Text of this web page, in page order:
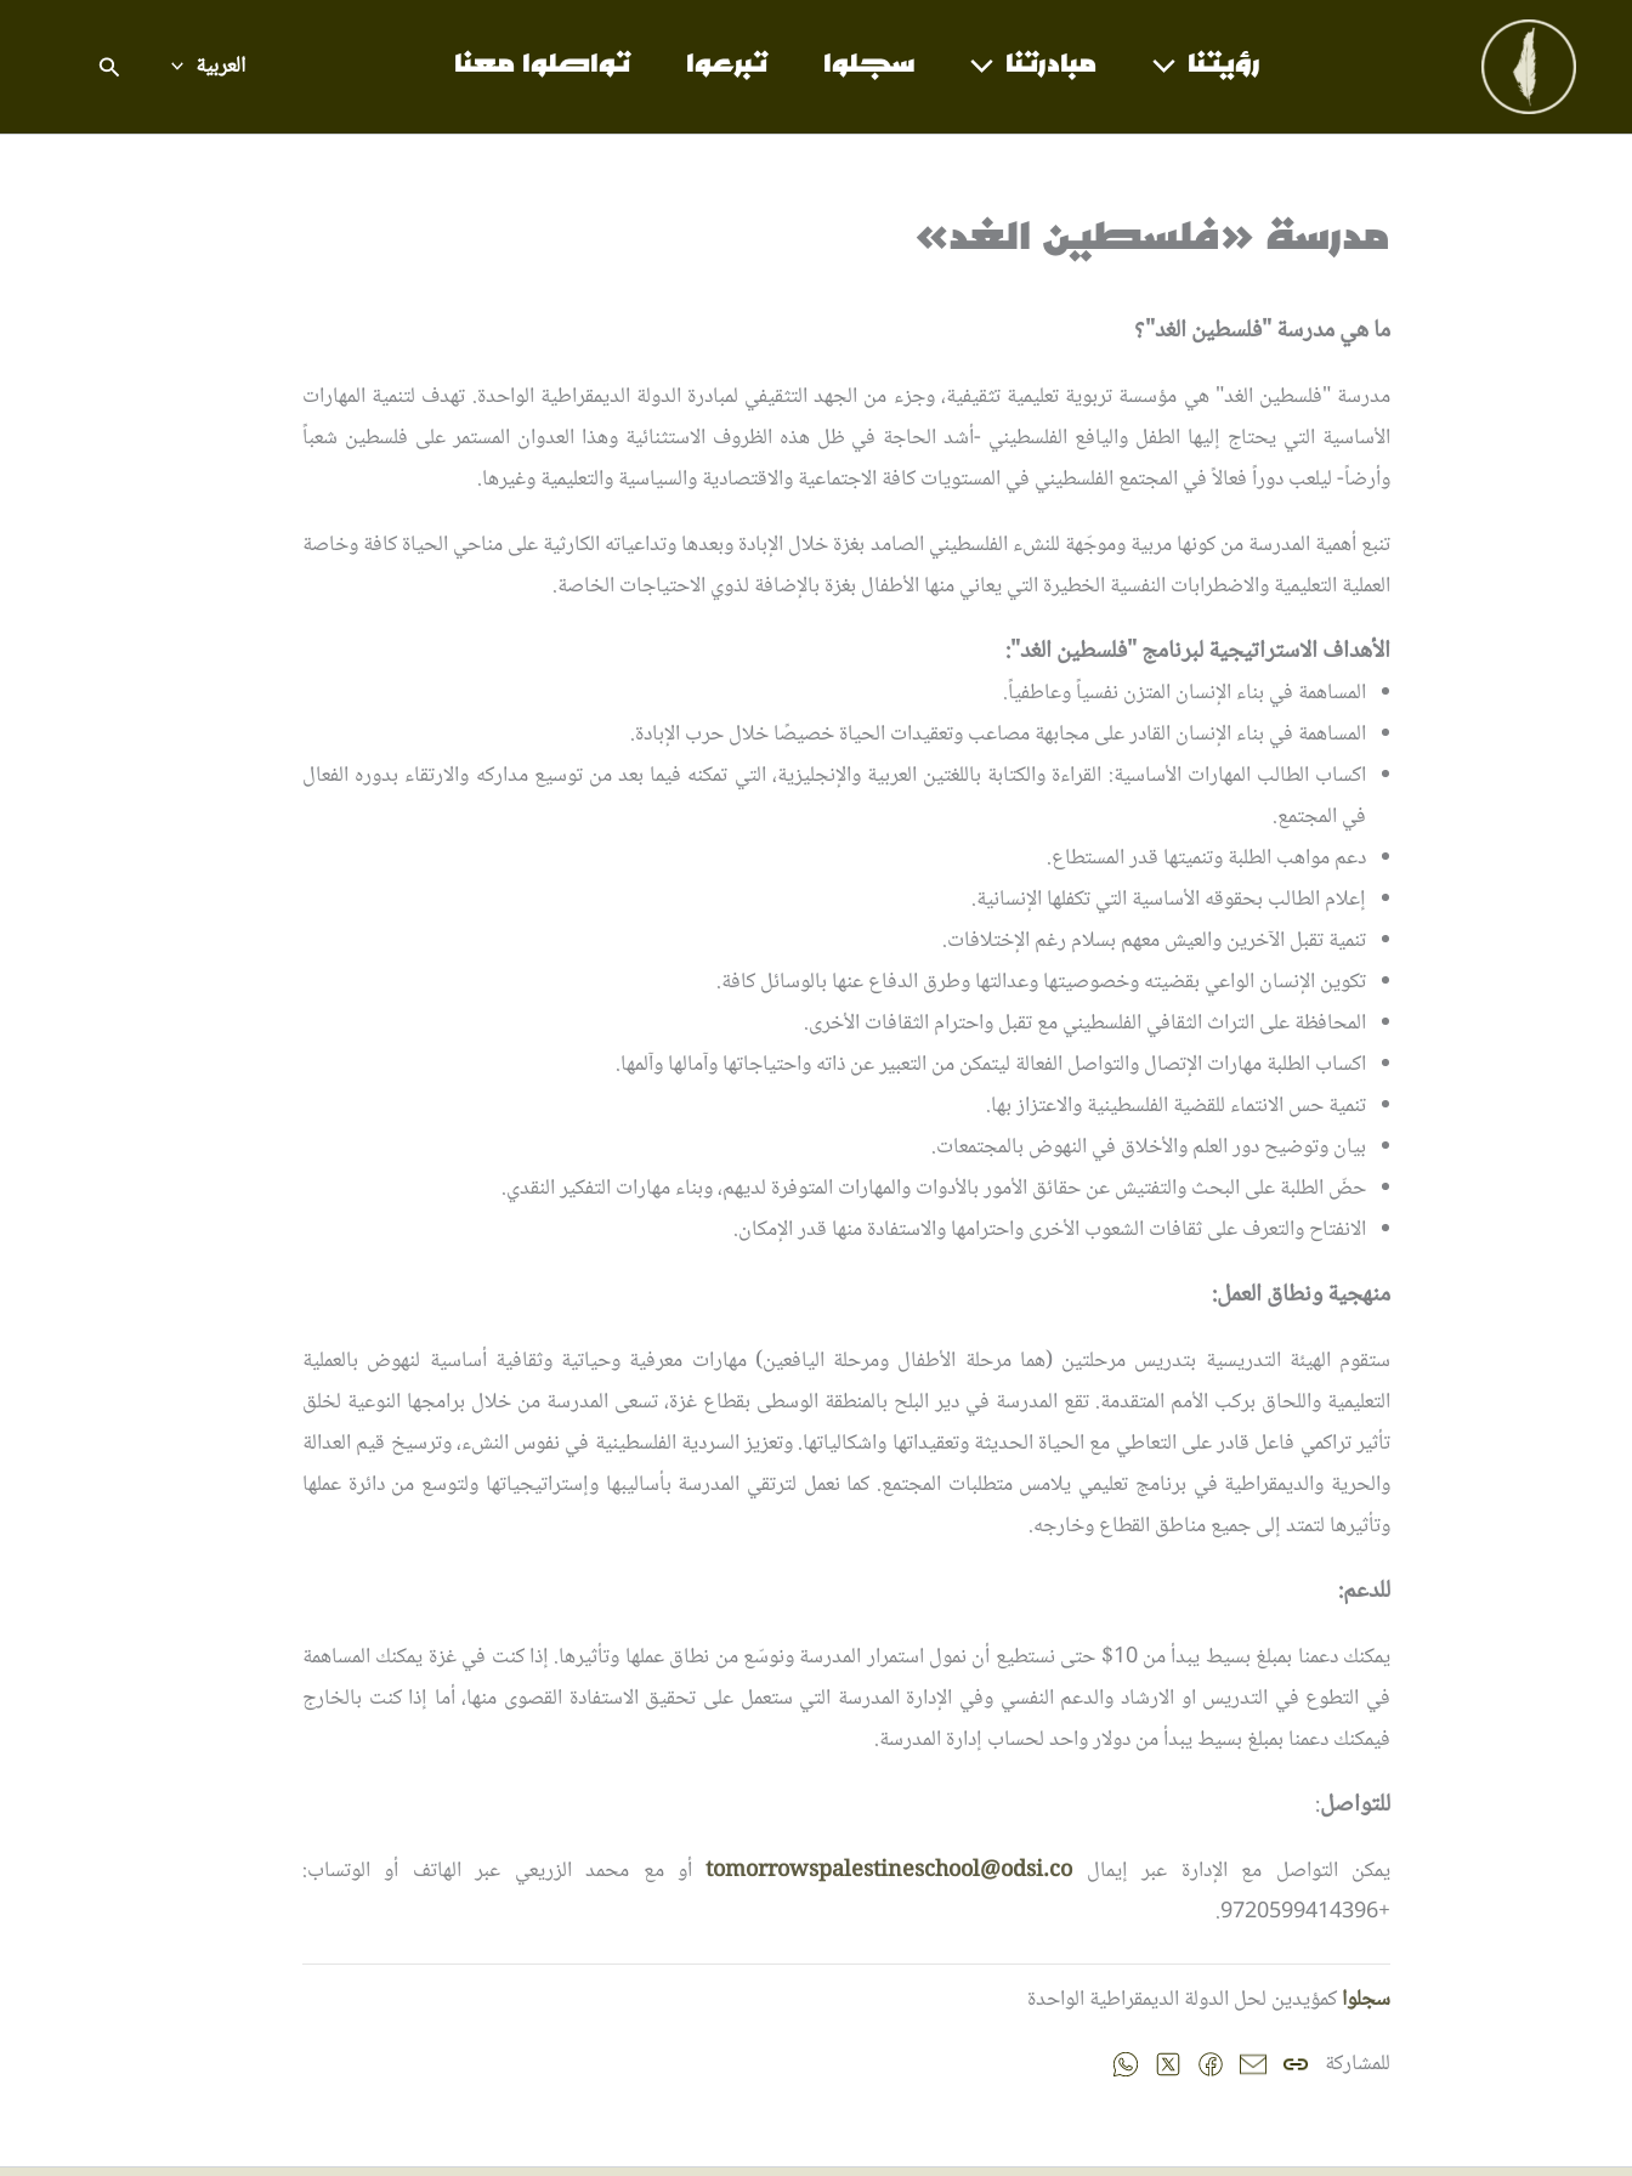
المحتوى
رؤيتنا مبادرتنا سجلوا تبرعوا تواصلوا معنا العربية البحث
مدرسة «فلسطين الغد»
ما هي مدرسة "فلسطين الغد"؟
مدرسة "فلسطين الغد" هي مؤسسة تربوية تعليمية تثقيفية، وجزء من الجهد التثقيفي لمبادرة الدولة الديمقراطية الواحدة. تهدف لتنمية المهارات
الأساسية التي يحتاج إليها الطفل واليافع الفلسطيني -أشد الحاجة في ظل هذه الظروف الاستثنائية وهذا العدوان المستمر على فلسطين شعباً
وأرضاً- ليلعب دوراً فعالاً في المجتمع الفلسطيني في المستويات كافة الاجتماعية والاقتصادية والسياسية والتعليمية وغيرها.
تنبع أهمية المدرسة من كونها مربية وموجّهة للنشء الفلسطيني الصامد بغزة خلال الإبادة وبعدها وتداعياته الكارثية على مناحي الحياة كافة وخاصة
العملية التعليمية والاضطرابات النفسية الخطيرة التي يعاني منها الأطفال بغزة بالإضافة لذوي الاحتياجات الخاصة.
الأهداف الاستراتيجية لبرنامج "فلسطين الغد":
المساهمة في بناء الإنسان المتزن نفسياً وعاطفياً.
المساهمة في بناء الإنسان القادر على مجابهة مصاعب وتعقيدات الحياة خصيصًا خلال حرب الإبادة.
اكساب الطالب المهارات الأساسية: القراءة والكتابة باللغتين العربية والإنجليزية، التي تمكنه فيما بعد من توسيع مداركه والارتقاء بدوره الفعال
في المجتمع.
دعم مواهب الطلبة وتنميتها قدر المستطاع.
إعلام الطالب بحقوقه الأساسية التي تكفلها الإنسانية.
تنمية تقبل الآخرين والعيش معهم بسلام رغم الإختلافات.
تكوين الإنسان الواعي بقضيته وخصوصيتها وعدالتها وطرق الدفاع عنها بالوسائل كافة.
المحافظة على التراث الثقافي الفلسطيني مع تقبل واحترام الثقافات الأخرى.
اكساب الطلبة مهارات الإتصال والتواصل الفعالة ليتمكن من التعبير عن ذاته واحتياجاتها وآمالها وآلمها.
تنمية حس الانتماء للقضية الفلسطينية والاعتزاز بها.
بيان وتوضيح دور العلم والأخلاق في النهوض بالمجتمعات.
حضّ الطلبة على البحث والتفتيش عن حقائق الأمور بالأدوات والمهارات المتوفرة لديهم، وبناء مهارات التفكير النقدي.
الانفتاح والتعرف على ثقافات الشعوب الأخرى واحترامها والاستفادة منها قدر الإمكان.
منهجية ونطاق العمل:
ستقوم الهيئة التدريسية بتدريس مرحلتين (هما مرحلة الأطفال ومرحلة اليافعين) مهارات معرفية وحياتية وثقافية أساسية لنهوض بالعملية
التعليمية واللحاق بركب الأمم المتقدمة. تقع المدرسة في دير البلح بالمنطقة الوسطى بقطاع غزة، تسعى المدرسة من خلال برامجها النوعية لخلق
تأثير تراكمي فاعل قادر على التعاطي مع الحياة الحديثة وتعقيداتها واشكالياتها. وتعزيز السردية الفلسطينية في نفوس النشء، وترسيخ قيم العدالة
والحرية والديمقراطية في برنامج تعليمي يلامس متطلبات المجتمع. كما نعمل لترتقي المدرسة بأساليبها وإستراتيجياتها ولتوسع من دائرة عملها
وتأثيرها لتمتد إلى جميع مناطق القطاع وخارجه.
للدعم:
يمكنك دعمنا بمبلغ بسيط يبدأ من 10$ حتى نستطيع أن نمول استمرار المدرسة ونوسّع من نطاق عملها وتأثيرها. إذا كنت في غزة يمكنك المساهمة
في التطوع في التدريس او الارشاد والدعم النفسي وفي الإدارة المدرسة التي ستعمل على تحقيق الاستفادة القصوى منها، أما إذا كنت بالخارج
فيمكنك دعمنا بمبلغ بسيط يبدأ من دولار واحد لحساب إدارة المدرسة.
للتواصل:
يمكن التواصل مع الإدارة عبر إيمال tomorrowspalestineschool@odsi.coأو مع محمد الزريعي عبر الهاتف أو الوتساب:
+9720599414396.
سجلواكمؤيدين لحل الدولة الديمقراطية الواحدة
للمشاركة